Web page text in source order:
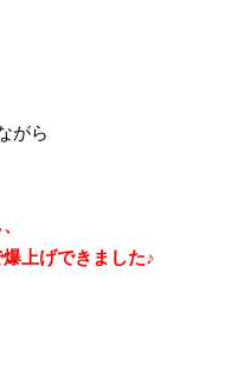
がら
上げできました♪